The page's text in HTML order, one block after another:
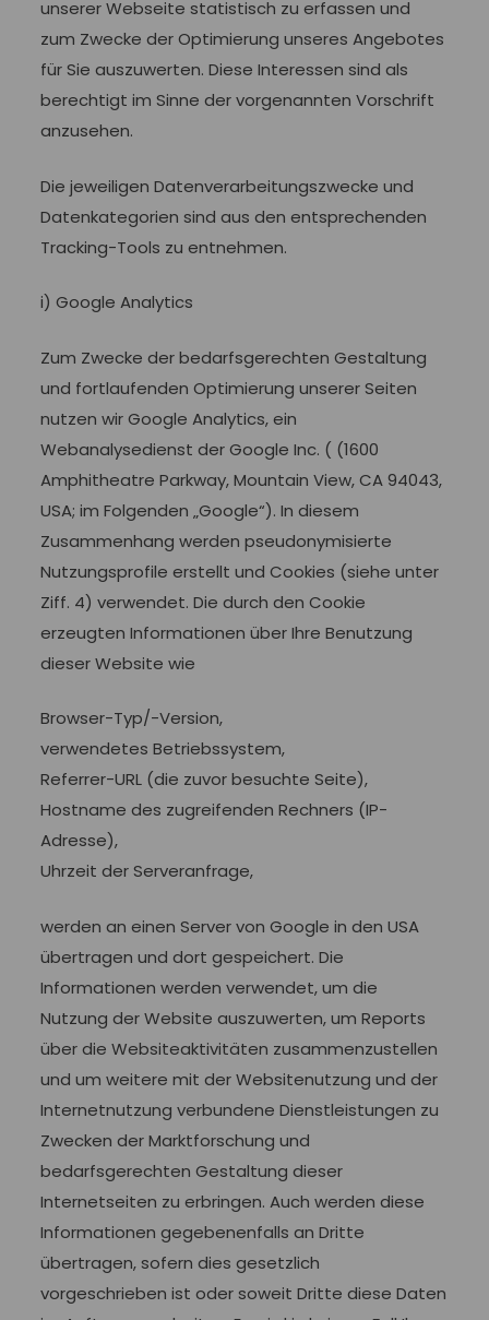
unserer Webseite statistisch zu erfassen und
zum Zwecke der Optimierung unseres Angebotes
für Sie auszuwerten. Diese Interessen sind als
berechtigt im Sinne der vorgenannten Vorschrift
anzusehen.
Die jeweiligen Datenverarbeitungszwecke und
Datenkategorien sind aus den entsprechenden
Tracking-Tools zu entnehmen.
i) Google Analytics
Zum Zwecke der bedarfsgerechten Gestaltung
und fortlaufenden Optimierung unserer Seiten
nutzen wir Google Analytics, ein
Webanalysedienst der Google Inc. ( (1600
Amphitheatre Parkway, Mountain View, CA 94043,
USA; im Folgenden „Google“). In diesem
Zusammenhang werden pseudonymisierte
Nutzungsprofile erstellt und Cookies (siehe unter
Ziff. 4) verwendet. Die durch den Cookie
erzeugten Informationen über Ihre Benutzung
dieser Website wie
Browser-Typ/-Version,
verwendetes Betriebssystem,
Referrer-URL (die zuvor besuchte Seite),
Hostname des zugreifenden Rechners (IP-
Adresse),
Uhrzeit der Serveranfrage,
werden an einen Server von Google in den USA
übertragen und dort gespeichert. Die
Informationen werden verwendet, um die
Nutzung der Website auszuwerten, um Reports
über die Websiteaktivitäten zusammenzustellen
und um weitere mit der Websitenutzung und der
Internetnutzung verbundene Dienstleistungen zu
Zwecken der Marktforschung und
bedarfsgerechten Gestaltung dieser
Internetseiten zu erbringen. Auch werden diese
Informationen gegebenenfalls an Dritte
übertragen, sofern dies gesetzlich
vorgeschrieben ist oder soweit Dritte diese Daten